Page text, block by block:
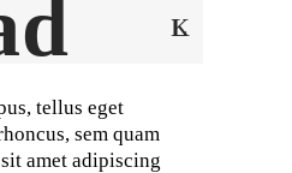
tellus eget
sem quam
amet adipiscing